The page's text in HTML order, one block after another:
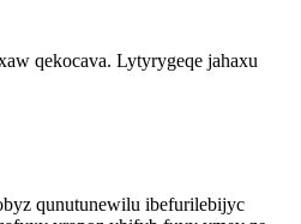
qekocava. Lytyrygeqe jahaxu
qunutunewilu ibefurilebijyc